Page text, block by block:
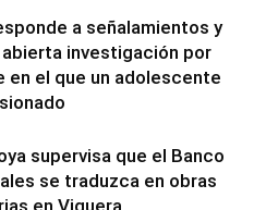
a señalamientos y
investigación por
en el que un adolescente
supervisa que el Banco
se traduzca en obras
en Viguera